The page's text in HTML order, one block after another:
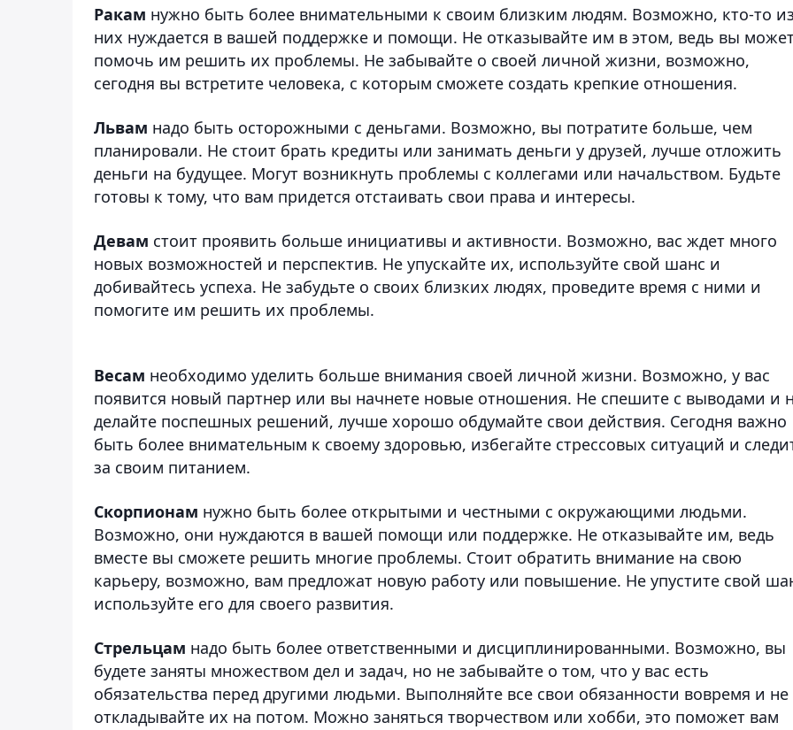
Ракам нужно быть более внимательными к своим близким людям. Возможно, кто-то
них нуждается в вашей поддержке и помощи. Не отказывайте им в этом, ведь вы
помочь им решить их проблемы. Не забывайте о своей личной жизни, возможно,
сегодня вы встретите человека, с которым сможете создать крепкие отношения.
Львам надо быть осторожными с деньгами. Возможно, вы потратите больше, чем
планировали. Не стоит брать кредиты или занимать деньги у друзей, лучше отложить
деньги на будущее. Могут возникнуть проблемы с коллегами или начальством. Будьте
готовы к тому, что вам придется отстаивать свои права и интересы.
Девам стоит проявить больше инициативы и активности. Возможно, вас ждет много
новых возможностей и перспектив. Не упускайте их, используйте свой шанс и
добивайтесь успеха. Не забудьте о своих близких людях, проведите время с ними и
помогите им решить их проблемы.
Весам необходимо уделить больше внимания своей личной жизни. Возможно, у вас
появится новый партнер или вы начнете новые отношения. Не спешите с выводами и
делайте поспешных решений, лучше хорошо обдумайте свои действия. Сегодня важно
быть более внимательным к своему здоровью, избегайте стрессовых ситуаций и
за своим питанием.
Скорпионам нужно быть более открытыми и честными с окружающими людьми.
Возможно, они нуждаются в вашей помощи или поддержке. Не отказывайте им, ведь
вместе вы сможете решить многие проблемы. Стоит обратить внимание на свою
карьеру, возможно, вам предложат новую работу или повышение. Не упустите свой
используйте его для своего развития.
Стрельцам надо быть более ответственными и дисциплинированными. Возможно, вы
будете заняты множеством дел и задач, но не забывайте о том, что у вас есть
обязательства перед другими людьми. Выполняйте все свои обязанности вовремя и не
откладывайте их на потом. Можно заняться творчеством или хобби, это поможет вам